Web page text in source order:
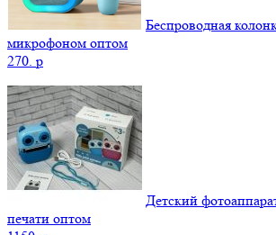
Беспроводная
микрофоном оптом
270. p
Детский
печати оптом